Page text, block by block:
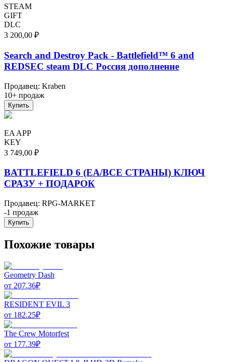
STEAM
GIFT
DLC
3 200,00 ₽
Search and Destroy Pack - Battlefield™ 6 and
REDSEC steam DLC Россия дополнение
Продавец: Kraben
10+ продаж
Купить
EA APP
KEY
3 749,00 ₽
BATTLEFIELD 6 (EA/ВСЕ СТРАНЫ) КЛЮЧ
СРАЗУ + ПОДАРОК
Продавец: RPG-MARKET
-1 продаж
Купить
Похожие товары
Geometry Dash
от 207.36₽
RESIDENT EVIL 3
от 182.25₽
The Crew Motorfest
от 177.39₽